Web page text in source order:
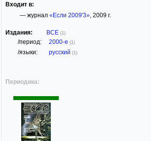
Входит в:
— журнал «Если 2009'3», 2009 г.
Издания: ВСЕ (1)
/период: 2000-е (1)
/языки: русский (1)
Периодика: